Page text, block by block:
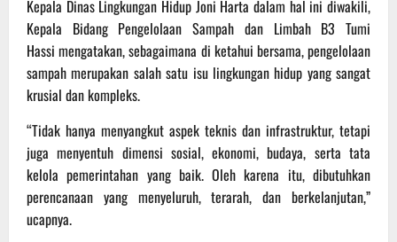
Kepala Dinas Lingkungan Hidup Joni Harta dalam hal ini diwakili,
Kepala Bidang Pengelolaan Sampah dan Limbah B3 Tumi
Hassi mengatakan, sebagaimana di ketahui bersama, pengelolaan
sampah merupakan salah satu isu lingkungan hidup yang sangat
krusial dan kompleks.
“Tidak hanya menyangkut aspek teknis dan infrastruktur, tetapi
juga menyentuh dimensi sosial, ekonomi, budaya, serta tata
kelola pemerintahan yang baik. Oleh karena itu, dibutuhkan
perencanaan yang menyeluruh, terarah, dan berkelanjutan,”
ucapnya.